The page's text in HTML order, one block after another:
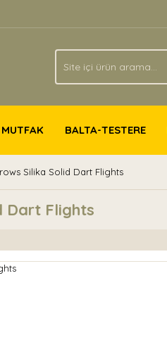
MUTFAK BALTA-TESTERE
Silika Solid Dart Flights
Dart Flights